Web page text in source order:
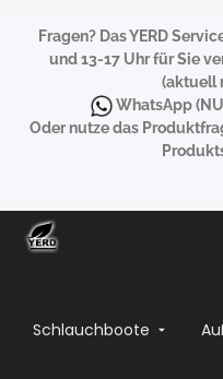
Fragen? Das YERD
und 13-17 Uhr für Sie
(aktuell
WhatsApp
Oder nutze das
Schlauchboote